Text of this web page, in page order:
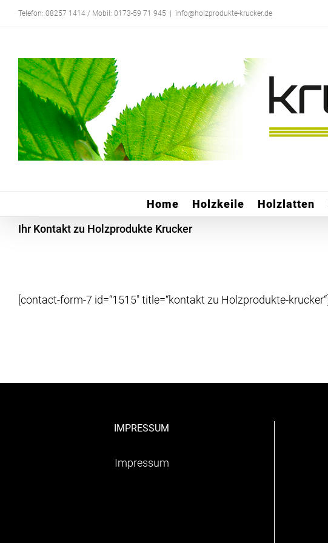
Zum
Inhalt
Telefon: 08257 1414 / Mobil: 0173-59 71 945 info@holzprodukte-krucker.de
Home Holzkeile Holzlatten
Ihr Kontakt zu Holzprodukte Krucker
[contact-form-7 id=“1515″ title=“kontakt zu Holzprodukte-krucker“]
IMPRESSUM
Impressum